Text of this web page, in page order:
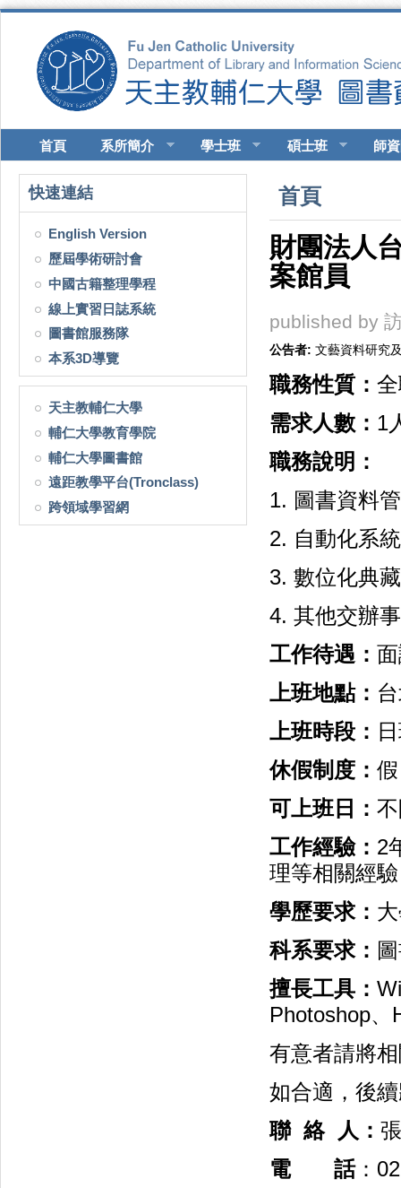
首頁 系所簡介 學士班 碩士班 師
快速連結
English Version
歷屆學術研討會
中國古籍整理學程
線上實習日誌系統
圖書館服務隊
本系3D導覽
天主教輔仁大學
輔仁大學教育學院
輔仁大學圖書館
遠距教學平台(Tronclass)
跨領域學習網
您在這裡
首頁
財團法人
案館員
published by
公告者: 文藝資料研究
職務性質：
需求人數： 1
職務說明：
1. 圖書資料
2. 自動化系
3. 數位化典
4. 其他交辦
工作待遇：
上班地點：
上班時段：
休假制度：
可上班日：
工作經驗： 2
理等相關經
學歷要求：
科系要求：
擅長工具：
Photoshop
有意者請將
如合適，後
聯 絡 人：
電 話：